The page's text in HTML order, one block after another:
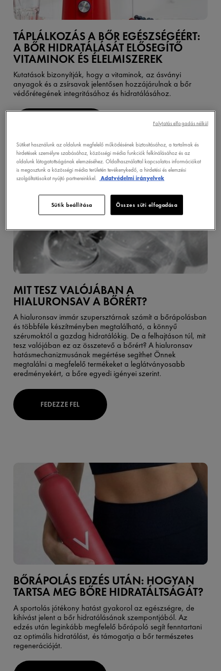
TÁPLÁLKOZÁS A BŐR EGÉSZSÉGÉÉRT:
A BŐR HIDRATÁLÁSÁT ELŐSEGÍTŐ
VITAMINOK ÉS ÉLELMISZEREK
Kutatások bizonyítják, hogy a vitaminok, az ásványi
anyagok és a zsírsavak jelentősen hozzájárulnak a bőr
védőrétegének integritásához és hidratálásához.
MIT TESZ VALÓJÁBAN A
HIALURONSAV A BŐRÉRT?
A hialuronsav immár szupersztárnak számít a bőrápolásban
és többféle készítményben megtalálható, a könnyű
szérumoktól a gazdag hidratálókig. De a felhajtáson túl, mit
tesz valójában ez az összetevő a bőrért? A hialuronsav
hatásmechanizmusának megértése segíthet Önnek
megtalálni a megfelelő termékeket a leglátványosabb
eredményekért, a bőre egyedi igényei szerint.
FEDEZZE FEL
BŐRÁPOLÁS EDZÉS UTÁN: HOGYAN
TARTSA MEG BŐRE HIDRATÁLTSÁGÁT?
A sportolás jótékony hatást gyakorol az egészségre, de
kihívást jelent a bőr hidratálásának szempontjából. Az
edzés után leginkább megfelelő bőrápoló segít fenntartani
az optimális hidratálást, és támogatja a bőr természetes
regenerációját.
Sütiket használunk az oldalunk megfelelő működésének biztosításához, a tartalmak és
hirdetések személyre szabásához, közösségi média funkciók felkínálásához és az
oldalunk látogatottságának elemzéséhez. Oldalhasználattal kapcsolatos információkat
is megosztunk a közösségi média területén tevékenykedő, a hirdetési és elemzési
szolgáltatásokat nyújtó partnereinkkel.
Adatvédelmi irányelvek
Sütik beállítása Összes süti elfogadása
Folytatás elfogadás nélkül